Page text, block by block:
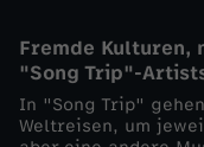
s
a
Fremde Kulturen,
"Song Trip"-
In "Song Trip"
Weltreisen, um